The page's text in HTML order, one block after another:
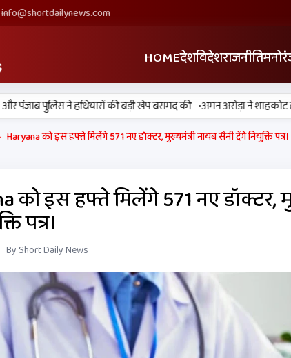
info@shortdailynews.com
HOMEदेशविदेशराजनीति
पुलिस ने हथियारों की बड़ी खेप बरामद की •अमन अरोड़ा ने शाहकोट हलके
Haryana को इस हफ्ते मिलेंगे 571 नए डॉक्टर, मुख्यमंत्री नायब सैनी देंगे नियुक्ति पत्र।
को इस हफ्ते मिलेंगे 571 नए डॉक्टर,
पत्र।
By Short Daily News